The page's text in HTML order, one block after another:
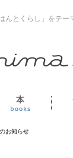
んとくらし」をテー
ース 本
お知らせ